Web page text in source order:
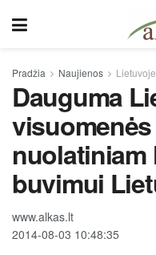
Pradžia Naujienos Lietuvoje
Dauguma
nuolatiniam
buvimui
www.alkas.lt
2014-08-03 10:48:35